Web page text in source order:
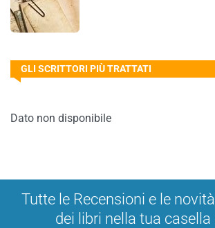
GLI SCRITTORI PIÙ TRATTATI
Dato non disponibile
Tutte le Recensioni e le
dei libri nella tua casella